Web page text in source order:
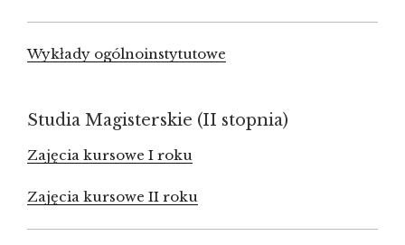
Wykłady ogólnoinstytutowe
Studia Magisterskie (II stopnia)
Zajęcia kursowe I roku
Zajęcia kursowe II roku